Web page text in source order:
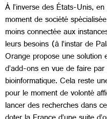
Á l’inverse des États-Unis,
moment de société
moins connectée aux
leurs besoins (à l’instar de
Orange propose une
d’add-ons en vue de faire
bioinformatique. Cela reste
pour le moment de volonté
lancer des recherches dans